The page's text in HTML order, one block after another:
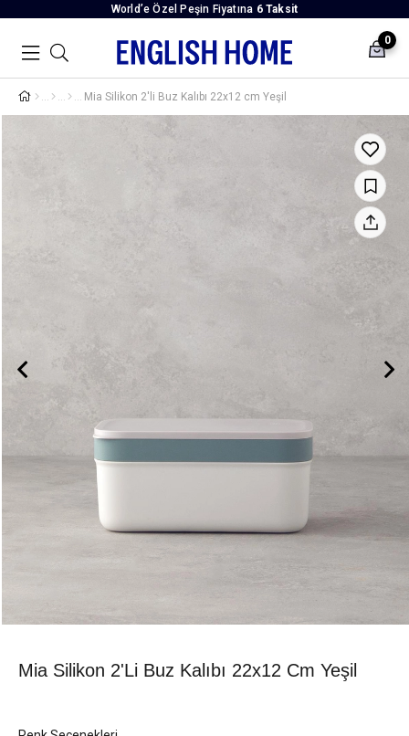
World’e Özel Peşin Fiyatına 6 Taksit
0
Mia Silikon 2'li Buz Kalıbı 22x12 cm Yeşil
Mia Silikon 2'li Buz Kalıbı 22x12 Cm Yeşil